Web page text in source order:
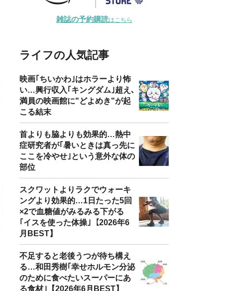
雑誌の予約購読はこちら
ライフの人気記事
映画｢ちいかわ｣はホラーより怖
い…興行収入｢キングダム｣超え､
満員の映画館に"どよめき"が起
こる結末
首よりも脇よりも効果的…熱中
症研究者が｢暑いときは真っ先に
ここを冷やせ｣という意外な体の
部位
スクワットよりラクでウォーキ
ングより効果的…1日たった5回
×2で血糖値がみるみる下がる
｢イスを使った体操｣【2026年6
月BEST】
不足すると老後うつが待ち構え
る…和田秀樹｢幸せホルモン分泌
のために食べたいスーパーにあ
る食材｣【2026年6月BEST】